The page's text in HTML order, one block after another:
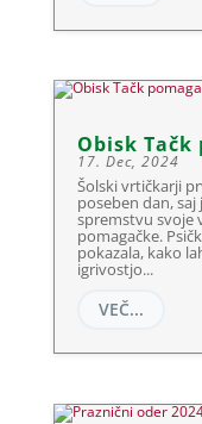
Obisk Tačk
17. Dec, 2024
Šolski vrtičkarji
poseben dan,
spremstvu svoje
pomagačke.
pokazala, kako
igrivostjo...
VEČ...